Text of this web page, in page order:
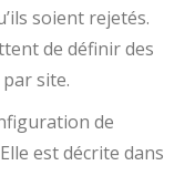
soient rejetés.
de définir des
site.
de
est décrite dans